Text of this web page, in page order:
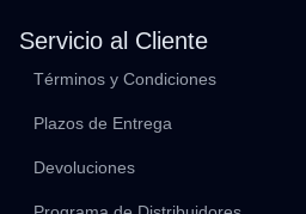
Servicio al Cliente
Términos y Condiciones
Plazos de Entrega
Devoluciones